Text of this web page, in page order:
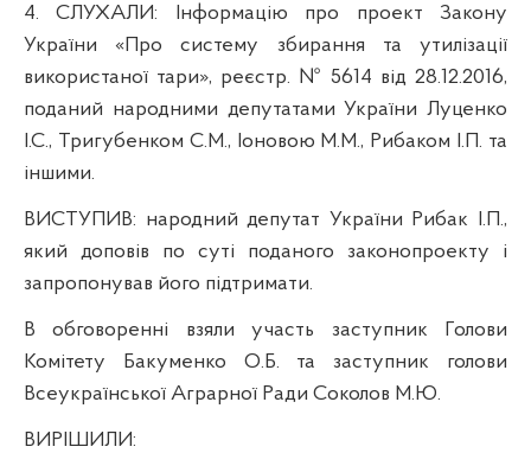
4. СЛУХАЛИ:
Інформацію про проект Закону
України «Про систему збирання та утилізації
використаної тари», реєстр. № 5614 від 28.12.2016,
поданий народними депутатами України Луценко
І.С., Тригубенком С.М., Іоновою М.М., Рибаком І.П. та
іншими.
ВИСТУПИВ: народний депутат України Рибак І.П.,
який доповів по суті поданого законопроекту і
запропонував його підтримати.
В обговоренні взяли участь заступник Голови
Комітету Бакуменко О.Б.
та заступник голови
Всеукраїнської Аграрної Ради Соколов М.Ю.
ВИРІШИЛИ: